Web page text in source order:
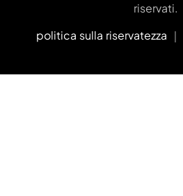
riservati.
politica sulla riservatezza ｜